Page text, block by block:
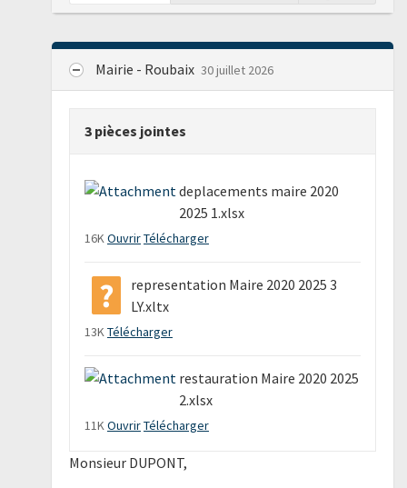
Mairie - Roubaix 30 juillet 2026
3 pièces jointes
deplacements maire 2020
2025 1.xlsx
16KOuvrirTélécharger
representation Maire 2020 2025 3
LY.xltx
13KTélécharger
restauration Maire 2020 2025
2.xlsx
11KOuvrirTélécharger
Monsieur DUPONT,